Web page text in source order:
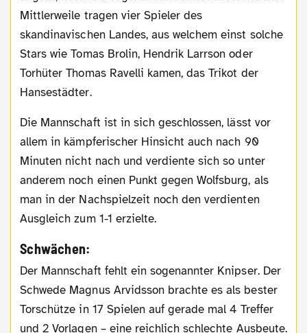
Mittlerweile tragen vier Spieler des
skandinavischen Landes, aus welchem einst solche
Stars wie Tomas Brolin, Hendrik Larrson oder
Torhüter Thomas Ravelli kamen, das Trikot der
Hansestädter.
Die Mannschaft ist in sich geschlossen, lässt vor
allem in kämpferischer Hinsicht auch nach 90
Minuten nicht nach und verdiente sich so unter
anderem noch einen Punkt gegen Wolfsburg, als
man in der Nachspielzeit noch den verdienten
Ausgleich zum 1-1 erzielte.
Schwächen:
Der Mannschaft fehlt ein sogenannter Knipser. Der
Schwede Magnus Arvidsson brachte es als bester
Torschütze in 17 Spielen auf gerade mal 4 Treffer
und 2 Vorlagen – eine reichlich schlechte Ausbeute.